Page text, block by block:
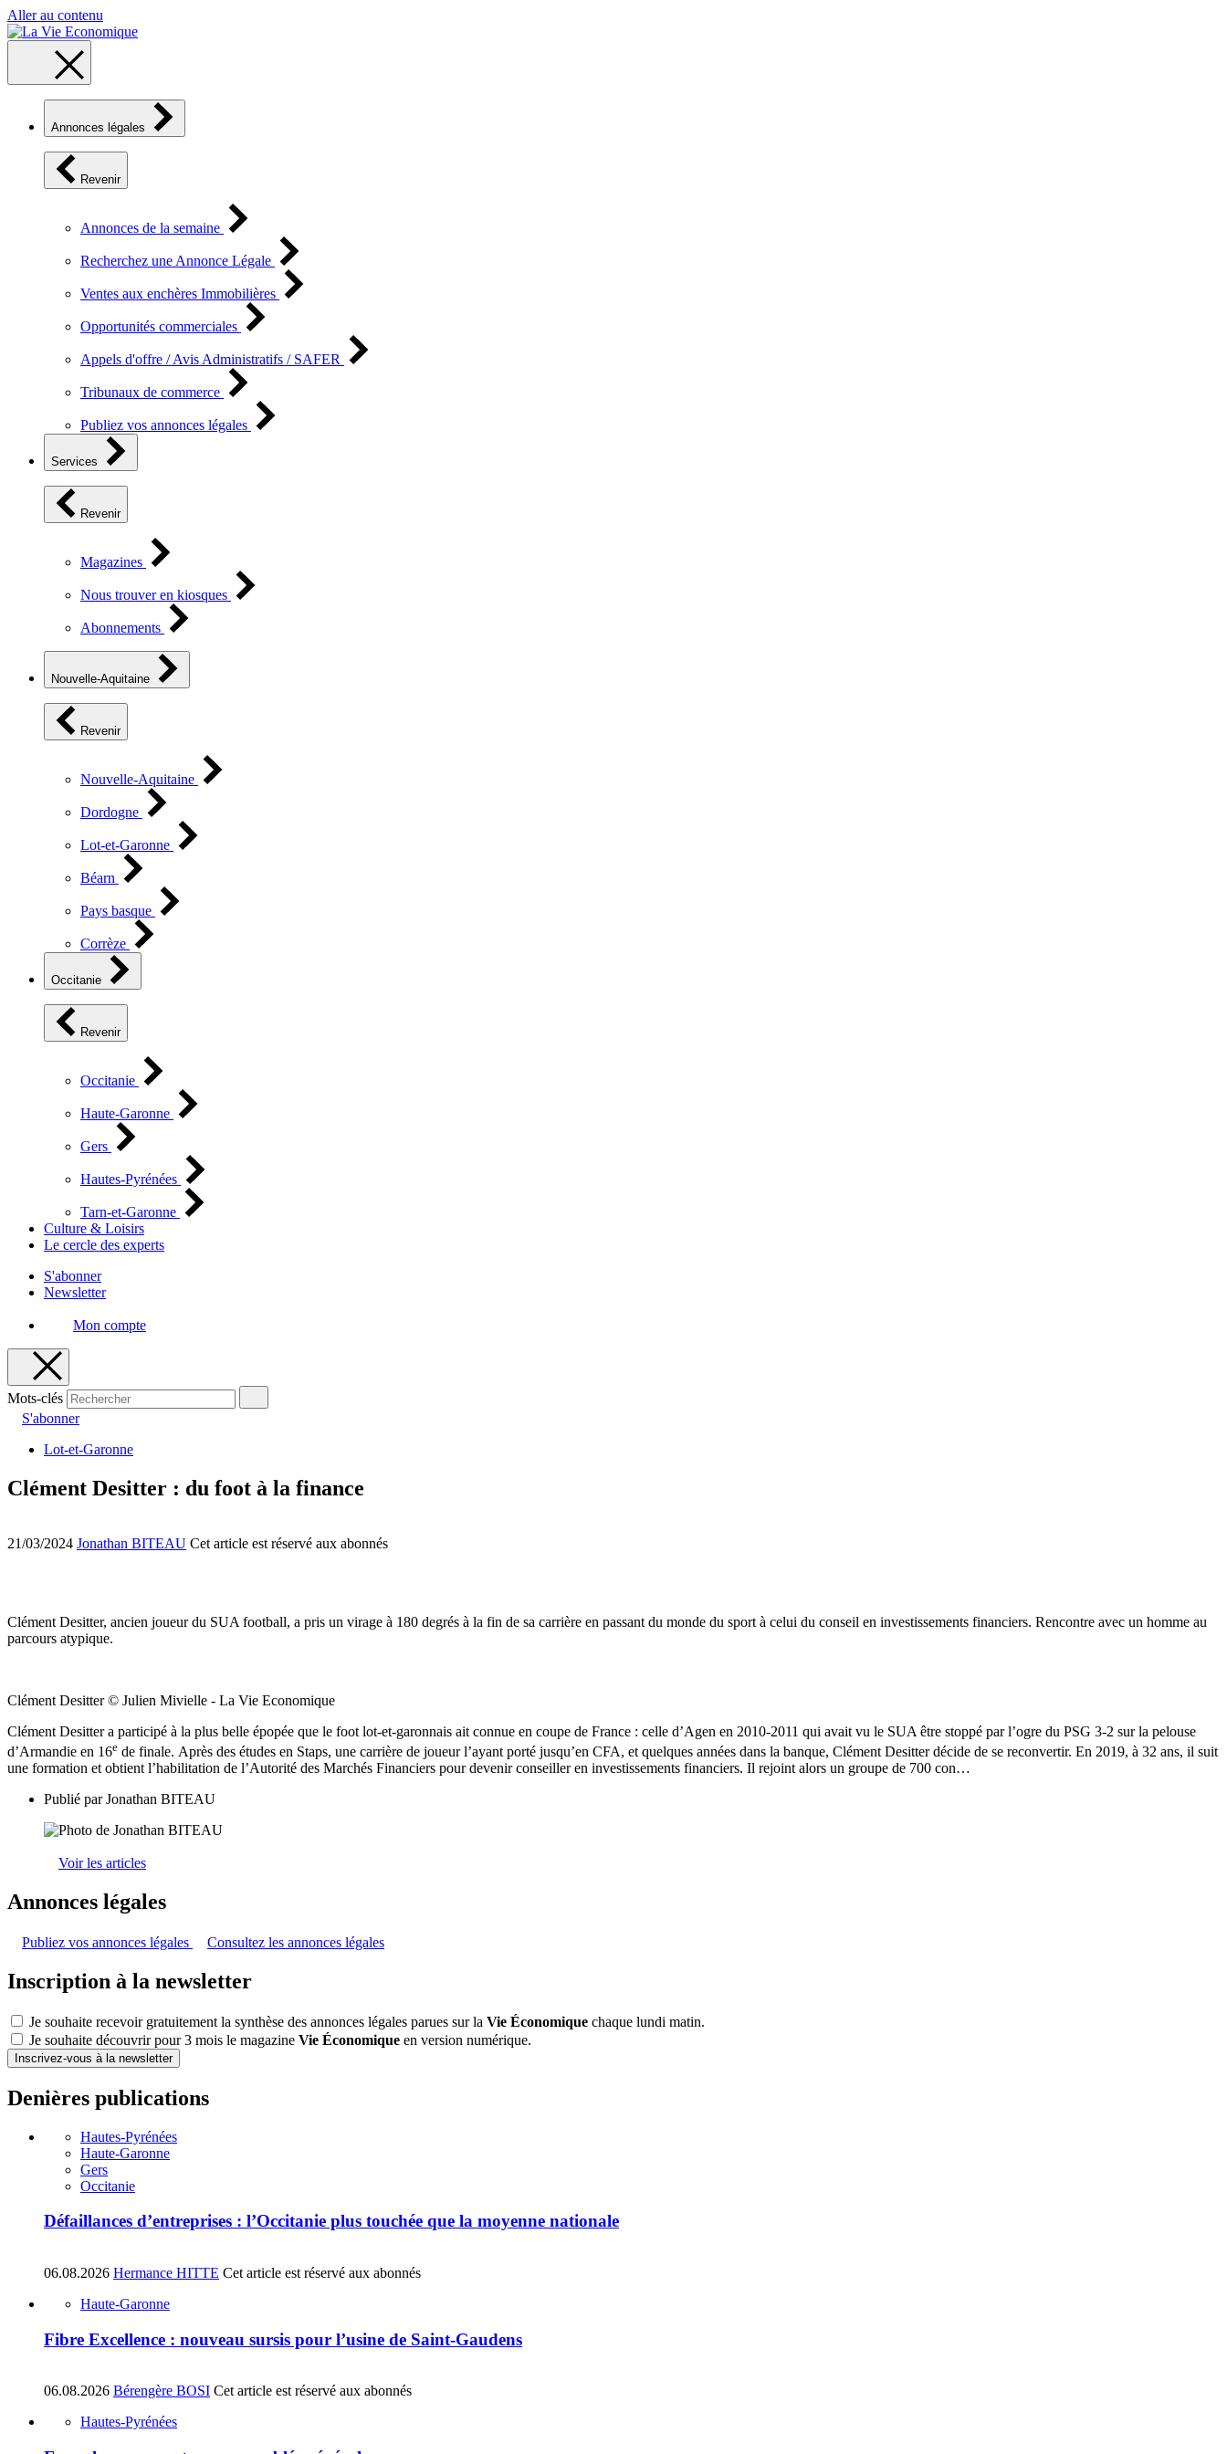
Aller au contenu
Annonces légales
Revenir
Annonces de la semaine
Recherchez une Annonce Légale
Ventes aux enchères Immobilières
Opportunités commerciales
Appels d'offre / Avis Administratifs / SAFER
Tribunaux de commerce
Publiez vos annonces légales
Services
Revenir
Magazines
Nous trouver en kiosques
Abonnements
Nouvelle-Aquitaine
Revenir
Nouvelle-Aquitaine
Dordogne
Lot-et-Garonne
Béarn
Pays basque
Corrèze
Occitanie
Revenir
Occitanie
Haute-Garonne
Gers
Hautes-Pyrénées
Tarn-et-Garonne
Culture & Loisirs
Le cercle des experts
S'abonner
Newsletter
Mon compte
Mots-clés
S'abonner
Lot-et-Garonne
Clément Desitter : du foot à la finance
21/03/2024 Jonathan BITEAU Cet article est réservé aux abonnés
Clément Desitter, ancien joueur du SUA football, a pris un virage à 180 degrés à la fin de sa carrière en passant du monde du sport à celui du conseil en investissements financiers. Rencontre avec un homme au
parcours atypique.
Clément Desitter © Julien Mivielle - La Vie Economique
Clément Desitter a participé à la plus belle épopée que le foot lot-et-garonnais ait connue en coupe de France : celle d’Agen en 2010-2011 qui avait vu le SUA être stoppé par l’ogre du PSG 3-2 sur la pelouse
d’Armandie en 16e de finale. Après des études en Staps, une carrière de joueur l’ayant porté jusqu’en CFA, et quelques années dans la banque, Clément Desitter décide de se reconvertir. En 2019, à 32 ans, il suit
une formation et obtient l’habilitation de l’Autorité des Marchés Financiers pour devenir conseiller en investissements financiers. Il rejoint alors un groupe de 700 con…
Publié parJonathan BITEAU
Voir les articles
Annonces légales
Publiez vos annonces légales Consultez les annonces légales
Inscription à la newsletter
Je souhaite recevoir gratuitement la synthèse des annonces légales parues sur la Vie Économique chaque lundi matin.
Je souhaite découvrir pour 3 mois le magazine Vie Économique en version numérique.
Inscrivez-vous à la newsletter
Denières publications
Hautes-Pyrénées
Haute-Garonne
Gers
Occitanie
Défaillances d’entreprises : l’Occitanie plus touchée que la moyenne nationale
06.08.2026 Hermance HITTE Cet article est réservé aux abonnés
Haute-Garonne
Fibre Excellence : nouveau sursis pour l’usine de Saint-Gaudens
06.08.2026 Bérengère BOSI Cet article est réservé aux abonnés
Hautes-Pyrénées